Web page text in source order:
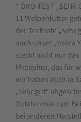
* ÖKO-TEST
11 Welpenfutter
der Testnote „sehr
auch unser Josera
steckt nicht nur
Phosphor, das für
wir haben auch in
„sehr gut“
Zutaten wie zum
bei anderen